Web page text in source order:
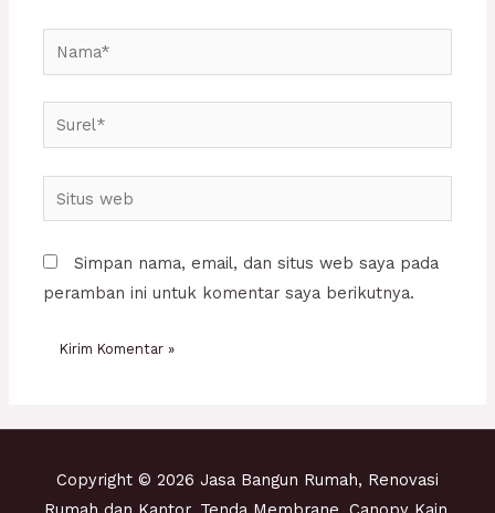
Nama*
Surel*
Situs
web
Simpan nama, email, dan situs web saya pada
peramban ini untuk komentar saya berikutnya.
Copyright © 2026 Jasa Bangun Rumah, Renovasi